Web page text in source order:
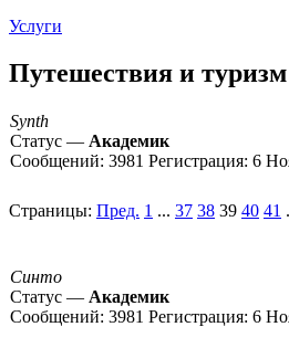
Услуги
Путешествия и
Synth
Статус — Академик
Сообщений: 3981 Регистрация: 6
Страницы: Пред. 1 ... 37 38 39 40 41
Синто
Статус — Академик
Сообщений: 3981 Регистрация: 6